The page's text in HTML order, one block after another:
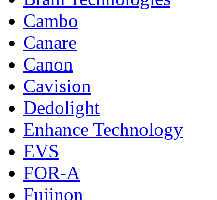
Cambo
Canare
Canon
Cavision
Dedolight
Enhance Technology
EVS
FOR-A
Fujinon